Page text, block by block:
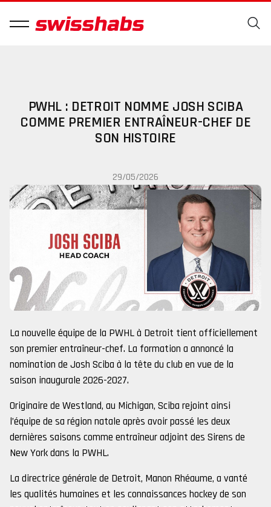
PWHL : DETROIT NOMME JOSH SCIBA
COMME PREMIER ENTRAÎNEUR-CHEF DE
SON HISTOIRE
29/05/2026
La nouvelle équipe de la PWHL à Detroit tient officiellement
son premier entraîneur-chef. La formation a annoncé la
nomination de Josh Sciba à la tête du club en vue de la
saison inaugurale 2026-2027.
Originaire de Westland, au Michigan, Sciba rejoint ainsi
l’équipe de sa région natale après avoir passé les deux
dernières saisons comme entraîneur adjoint des Sirens de
New York dans la PWHL.
La directrice générale de Detroit, Manon Rhéaume, a vanté
les qualités humaines et les connaissances hockey de son